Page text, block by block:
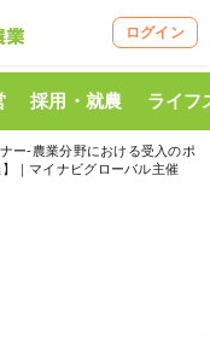
ログイン
採用・就農 ライフ
ー‐農業分野における受入のポ
｜マイナビグローバル主催